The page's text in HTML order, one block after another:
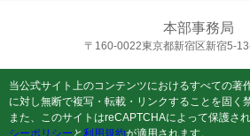
本部事務局
〒160-0022東京都新宿区新宿5-
当公式サイト上のコンテンツにおけるすべての著
に対し無断で複写・転載・リンクすることを固く
また、このサイトはreCAPTCHAによって保護さ
シーポリシー と 利用規約が適用されます。